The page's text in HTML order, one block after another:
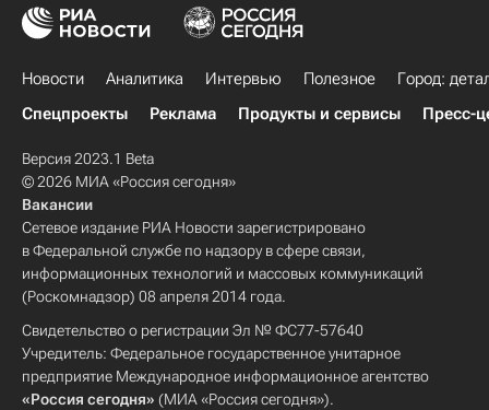
Новости Аналитика Интервью Полезное
Город:
Спецпроекты
Реклама Продукты и сервисы Пресс-
Версия 2023.1 Beta
© 2026 МИА «Россия сегодня»
Вакансии
Сетевое издание РИА Новости зарегистрировано
в Федеральной службе по надзору в сфере связи,
информационных технологий и массовых коммуникаций
(Роскомнадзор) 08 апреля 2014 года.
Свидетельство о регистрации Эл № ФС77-57640
Учредитель: Федеральное государственное унитарное
предприятие Международное информационное агентство
«Россия сегодня» (МИА «Россия сегодня»).